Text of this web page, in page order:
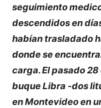
seguimiento
descendidos en
habían trasladado
donde se
carga. El pasado
buque Libra -dos
en Montevideo en